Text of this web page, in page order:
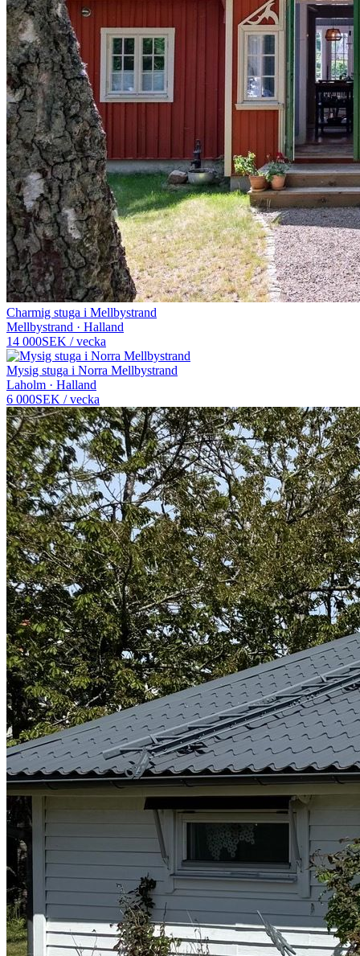
Charmig stuga i Mellbystrand
Mellbystrand · Halland
14 000SEK /vecka
Mysig stuga i Norra Mellbystrand
Laholm · Halland
6 000SEK /vecka